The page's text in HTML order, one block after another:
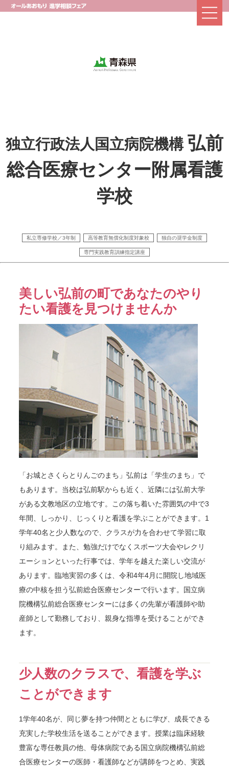
独立行政法人国立病院機構 弘前
総合医療センター附属看護
学校
私立専修学校／3年制 高等教育無償化制度対象校 独自の奨学金制度
専門実践教育訓練指定講座
美しい弘前の町であなたのやり
たい看護を見つけませんか
「お城とさくらとりんごのまち」弘前は「学生のまち」で
もあります。当校は弘前駅からも近く、近隣には弘前大学
がある文教地区の立地です。この落ち着いた雰囲気の中で3
年間、しっかり、じっくりと看護を学ぶことができます。1
学年40名と少人数なので、クラスが力を合わせて学習に取
り組みます。また、勉強だけでなくスポーツ大会やレクリ
エーションといった行事では、学年を越えた楽しい交流が
あります。臨地実習の多くは、令和4年4月に開院し地域医
療の中核を担う弘前総合医療センターで行います。国立病
院機構弘前総合医療センターには多くの先輩が看護師や助
産師として勤務しており、親身な指導を受けることができ
ます。
少人数のクラスで、看護を学ぶ
ことができます
1学年40名が、同じ夢を持つ仲間とともに学び、成長できる
充実した学校生活を送ることができます。授業は臨床経験
豊富な専任教員の他、母体病院である国立病院機構弘前総
合医療センターの医師・看護師などが講師をつとめ、実践